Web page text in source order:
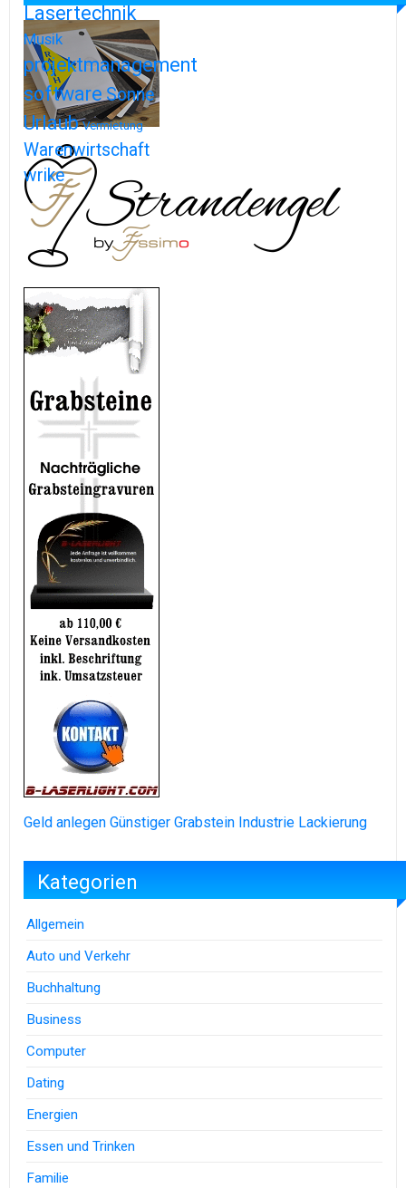
Lasertechnik
Musik
projektmanagement
softwareSonne
Urlaub Vermietung
Warenwirtschaft
wrike
Geld anlegen Günstiger Grabstein Industrie Lackierung
Kategorien
Allgemein
Auto und Verkehr
Buchhaltung
Business
Computer
Dating
Energien
Essen und Trinken
Familie